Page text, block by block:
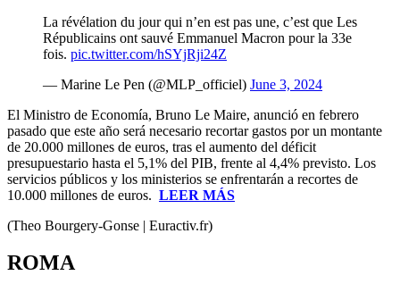
La révélation du jour qui n’en est pas une, c’est que Les
Républicains ont sauvé Emmanuel Macron pour la 33e
fois. pic.twitter.com/hSYjRji24Z
— Marine Le Pen (@MLP_officiel) June 3, 2024
El Ministro de Economía, Bruno Le Maire, anunció en febrero
pasado que este año será necesario recortar gastos por un montante
de 20.000 millones de euros, tras el aumento del déficit
presupuestario hasta el 5,1% del PIB, frente al 4,4% previsto. Los
servicios públicos y los ministerios se enfrentarán a recortes de
10.000 millones de euros. LEER MÁS
(Theo Bourgery-Gonse | Euractiv.fr)
ROMA